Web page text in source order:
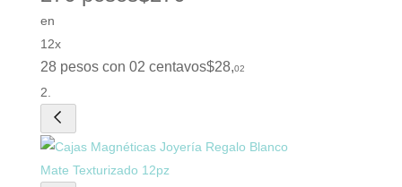
en
12x
28 pesos con 02 centavos$28,02